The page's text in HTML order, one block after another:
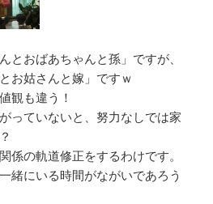
とおばあちゃんと孫」ですが、
お姑さんと嫁」ですｗ
観も違う！
っていないと、努力なしでは家
係の軌道修正をするわけです。
緒にいる時間がながいであろう